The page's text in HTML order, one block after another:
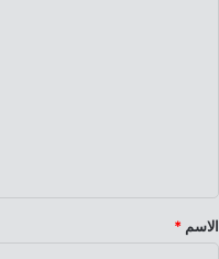
*
الاسم *